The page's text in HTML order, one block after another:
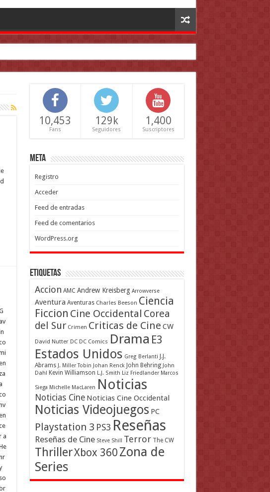
av
za
a
a
so
10,453
Fans
129k
Seguidores
1,400
Suscriptores
Meta
Registro
Acceder
Feed de entradas
Feed de comentarios
WordPress.org
Etiquetas
Accion AMC Andrew Kreisberg Arrowverse
Aventura Aventuras Charles Beeson Ciencia
Ficcion Cine Occidental Corea
del Sur Crimen Criticas de Cine CW
David Nutter DC DC Comics Drama E3
Estados Unidos Greg Berlanti
J.J.
Abrams J. Miller Tobin Johan Renck John Behring John
Dahl Kevin Williamson L.J. Smith Liz Friedlander Marcos
Siega Michelle MacLaren Noticias
Noticias Cine Noticias Cine Occidental
Noticias Videojuegos PC
Playstation 3 PS3 Reseñas
Reseñas de Cine Steve Shill Terror The CW
ThrillerXbox 360 Zona de
Series